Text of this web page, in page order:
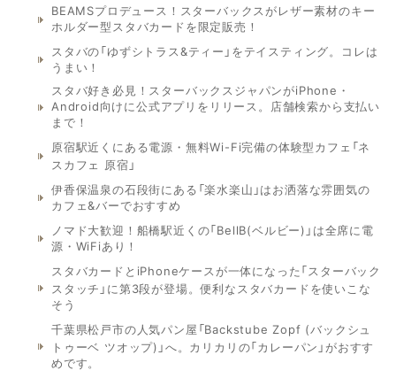
BEAMSプロデュース！スターバックスがレザー素材のキー
ホルダー型スタバカードを限定販売！
スタバの「ゆずシトラス&ティー」をテイスティング。コレは
うまい！
スタバ好き必見！スターバックスジャパンがiPhone・
Android向けに公式アプリをリリース。店舗検索から支払い
まで！
原宿駅近くにある電源・無料Wi-Fi完備の体験型カフェ「ネ
スカフェ 原宿」
伊香保温泉の石段街にある「楽水楽山」はお洒落な雰囲気の
カフェ&バーでおすすめ
ノマド大歓迎！船橋駅近くの「BellB(ベルビー)」は全席に電
源・WiFiあり！
スタバカードとiPhoneケースが一体になった「スターバック
スタッチ」に第3段が登場。便利なスタバカードを使いこな
そう
千葉県松戸市の人気パン屋「Backstube Zopf (バックシュ
トゥーベ ツオップ)」へ。カリカリの「カレーパン」がおすす
めです。